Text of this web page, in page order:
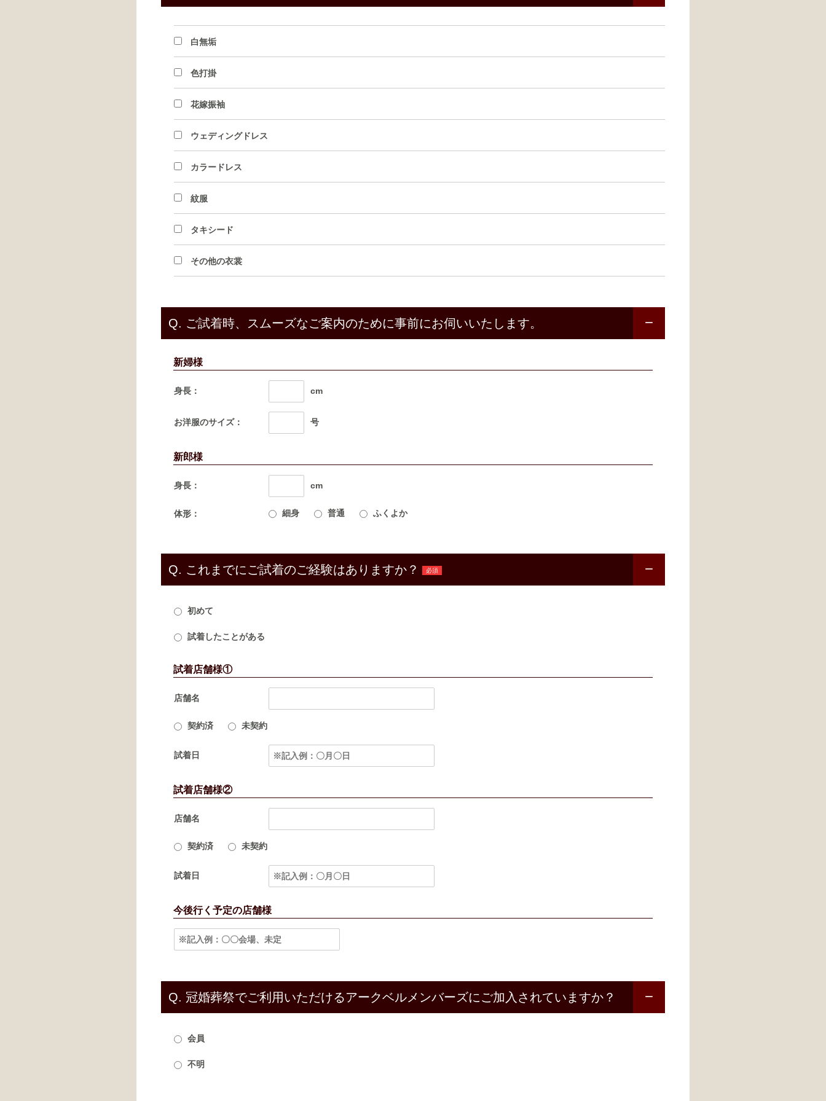
白無垢
色打掛
花嫁振袖
ウェディングドレス
カラードレス
紋服
タキシード
その他の衣裳
Q. ご試着時、スムーズなご案内のために事前にお伺いいたします。
新婦様
身長： cm
お洋服のサイズ： 号
新郎様
身長： cm
体形： 細身 普通 ふくよか
Q. これまでにご試着のご経験はありますか？ 必須
初めて
試着したことがある
試着店舗様①
店舗名
契約済 未契約
試着日
試着店舗様②
店舗名
契約済 未契約
試着日
今後行く予定の店舗様
Q. 冠婚葬祭でご利用いただけるアークベルメンバーズにご加入されていますか？
会員
不明